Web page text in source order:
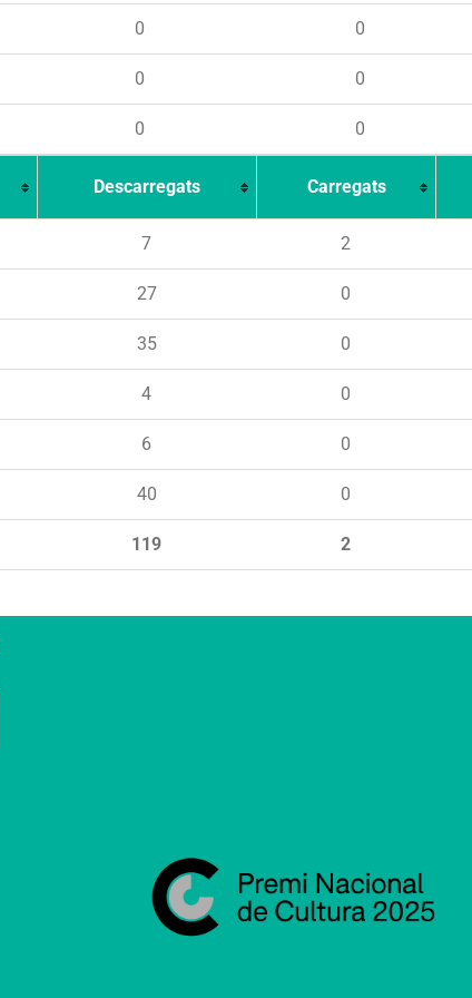
0 0
0 0
0 0
Descarregats Carregats
119 2
7 2
27 0
35 0
4 0
6 0
40 0